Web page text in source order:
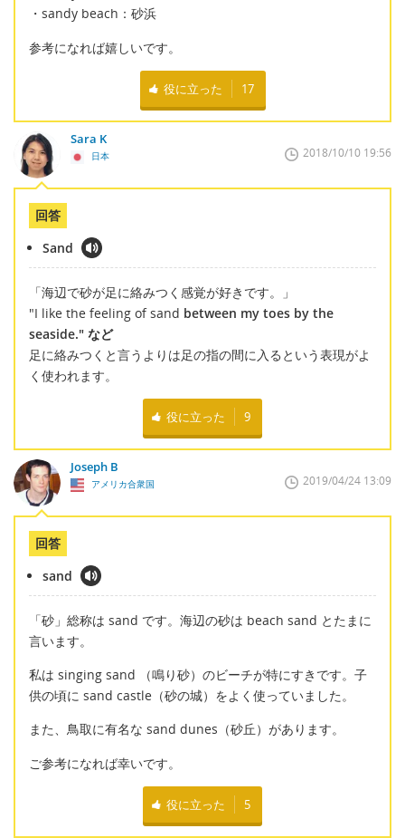
・sandy beach：砂浜
参考になれば嬉しいです。
役に立った 17
Sara K
日本 2018/10/10 19:56
回答
Sand
「海辺で砂が足に絡みつく感覚が好きです。」
"I like the feeling of sand between my toes by the
seaside." など
足に絡みつくと言うよりは足の指の間に入るという表現がよ
く使われます。
役に立った 9
Joseph B
アメリカ合衆国 2019/04/24 13:09
回答
sand
「砂」総称は sand です。海辺の砂は beach sand とたまに
言います。
私は singing sand （鳴り砂）のビーチが特にすきです。子
供の頃に sand castle（砂の城）をよく使っていました。
また、鳥取に有名な sand dunes（砂丘）があります。
ご参考になれば幸いです。
役に立った 5